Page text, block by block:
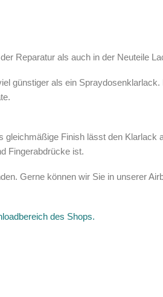
Reparatur als auch in der Neuteile
günstiger als ein
Finish lässt den Klarlack
Fingerabdrücke ist.
Gerne können wir Sie in unserer
des Shops.